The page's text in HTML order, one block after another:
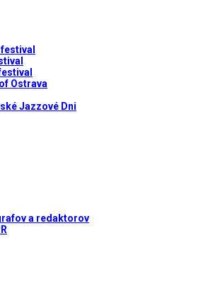
Ostrava
Jazzové Dni
a redaktorov